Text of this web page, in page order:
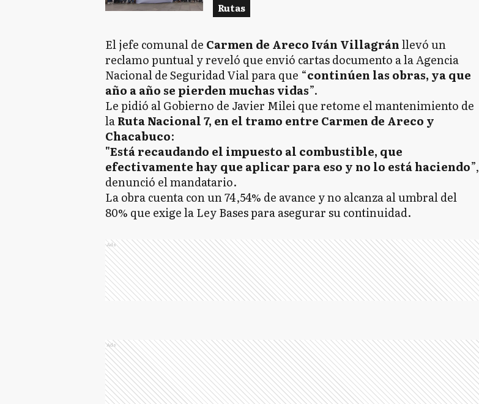
Rutas
El jefe comunal de Carmen de Areco Iván Villagránllevó un
reclamo puntual y reveló que envió cartas documento a la Agencia
Nacional de Seguridad Vial para que “continúen las obras, ya que
año a año se pierden muchas vidas”.
Le pidió al Gobierno de Javier Milei que retome el mantenimiento de
laRuta Nacional 7, en el tramo entre Carmen de Areco y
Chacabuco:
"Está recaudando el impuesto al combustible, que
efectivamente hay que aplicar para eso y no lo está haciendo”,
denunció el mandatario.
La obra cuenta con un 74,54% de avance y no alcanza al umbral del
80% que exige la Ley Bases para asegurar su continuidad.
Ads
Ads